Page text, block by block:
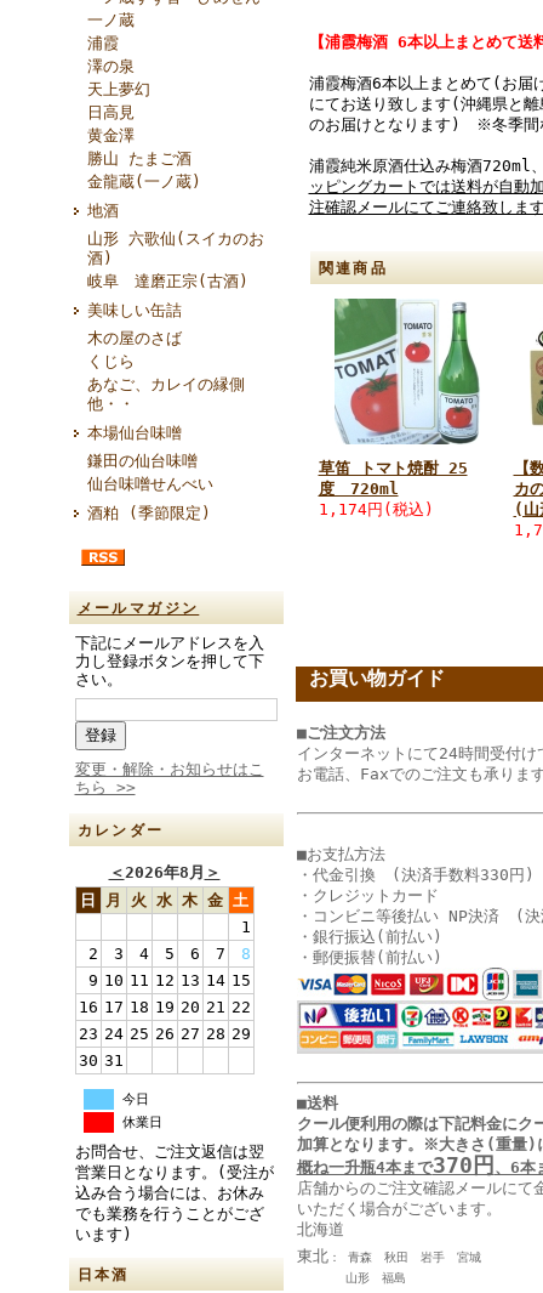
一ノ蔵
浦霞
澤の泉
天上夢幻
日高見
黄金澤
勝山 たまご酒
金龍蔵(一ノ蔵)
地酒
山形 六歌仙(スイカのお
酒)
岐阜 達磨正宗(古酒)
美味しい缶詰
木の屋のさば
くじら
あなご、カレイの縁側
他・・
本場仙台味噌
鎌田の仙台味噌
仙台味噌せんべい
酒粕 (季節限定)
メールマガジン
下記にメールアドレスを入
力し登録ボタンを押して下
さい。
変更・解除・お知らせはこ
ちら >>
カレンダー
＜2026年8月 ＞
日
月 火 水 木 金 土
1
2
3 4 5 6 7
8
9 10 11 12 13 14 15
16 17 18 19 20 21 22
23 24 25 26 27 28 29
30 31
今日
休業日
お問合せ、ご注文返信は翌
営業日となります。(受注が
込み合う場合には、お休み
でも業務を行うことがござ
います)
日本酒
【浦霞梅酒 6本以上まとめて
浦霞梅酒6本以上まとめて(お
にてお送り致します(沖縄県と
のお届けとなります) ※冬季間
浦霞純米原酒仕込み梅酒720ml
ッピングカートでは送料が自動
注確認メールにてご連絡致しま
関連商品
草笛 トマト焼酎 25
度 720ml
1,174円(税込)
【
カ
(山
お買い物ガイド
■ご注文方法
インターネットにて24時間受付け
お電話、Faxでのご注文も承りま
■お支払方法
・代金引換 (決済手数料330円)
・クレジットカード
・コンビニ等後払い NP決済 (
・銀行振込(前払い)
・郵便振替(前払い)
■送料
クール便利用の際は下記料金にク
加算となります。
※大きさ(重量)
概ね一升瓶4本まで370円、6本
店舗からのご注文確認メールにて
いただく場合がございます。
北海道
東北： 青森 秋田 岩手 宮城
山形 福島